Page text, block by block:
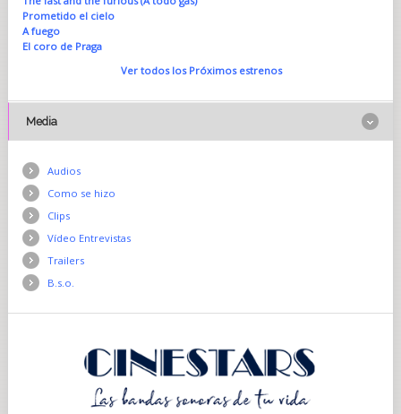
Prometido el cielo
A fuego
El coro de Praga
Ver todos los Próximos estrenos
Media
Audios
Como se hizo
Clips
Vídeo Entrevistas
Trailers
B.s.o.